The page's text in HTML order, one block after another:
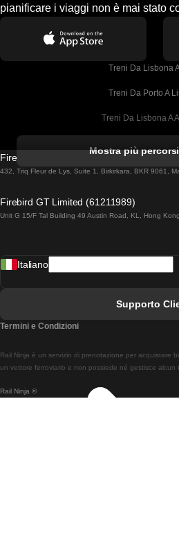
pianificare i viaggi non è mai stato
Treni Da Lisbona
Treni Da Porto A
Treni Da Lisbona A
Treni Da Lisbona A
Treni Da Lisbona A
Treni Da Lisbon A
Treni Da Braga A
Mostra più
Firebird GT Limited (OC 1451)
432, Triq Fleur de Lys, Suite 1, Birkirkara, BKR 9061,
Firebird GT Limited (61211989)
Unit G 15/F Tal Building 49 Austin Road, KL, Hong Kong
Rail Ninja ®
Rail Ninja è un servizio di prenotazione per acquistare
un vettore ferroviario e non possiede né gestisce alcun
Italiano
Supporto
Termini e Condizioni